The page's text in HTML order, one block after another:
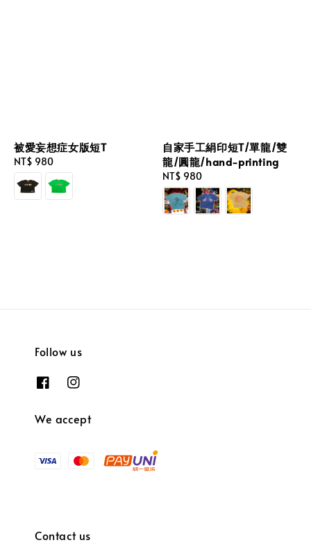
被愛妄想症女版短T
Regular
price
NT$ 980
自家手工絹印短T/單龍/雙
龍/圓龍/hand-printing
Regular
price
NT$ 980
Follow us
We accept
Contact us